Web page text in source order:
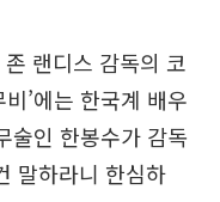
랜디스 감독의 코
’에는 한국계 배우
술인 한봉수가 감독
말하라니 한심하